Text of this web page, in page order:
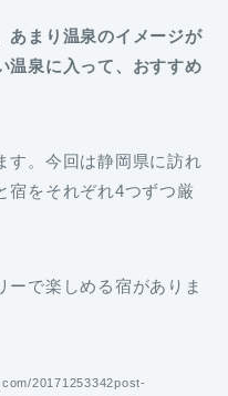
あまり温泉のイメージが
温泉に入って、おすすめ
す。今回は静岡県に訪れ
宿をそれぞれ4つずつ厳
ーで楽しめる宿がありま
20171253342post-